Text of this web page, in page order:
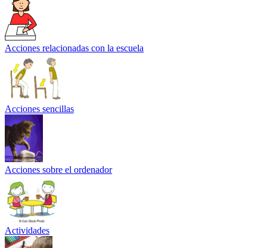
Acciones relacionadas con la escuela
Acciones sencillas
Acciones sobre el ordenador
Actividades